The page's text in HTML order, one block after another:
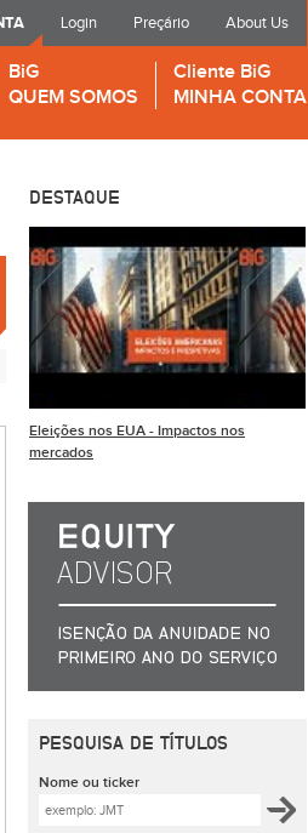
Login Preçário About Us
BiG
QUEM SOMOS
Cliente BiG
MINHA CONTA
DESTAQUE
Eleições nos EUA - Impactos nos
mercados
PESQUISA DE TÍTULOS
Nome ou ticker